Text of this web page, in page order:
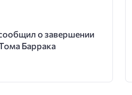
о завершении
Баррака